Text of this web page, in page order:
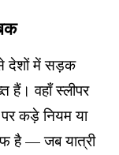
देशों में सड़क
हैं। वहाँ स्लीपर
कड़े नियम या
है — जब यात्री